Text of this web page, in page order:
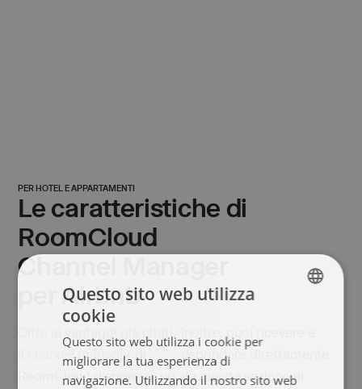
PER HOTEL E APPARTAMENTI
Le caratteristiche di
RoomCloud
Channel Manager
per Airbnb
Oltre ai vantaggi già citati,
channel manager
di
RoomCloud dispone di un
Inoltre, puoi ricevere e
rispondere direttamente
da questa sezione ai
FRENCH
Questo sito web utilizza
cookie
Questo sito web utilizza i cookie per
migliorare la tua esperienza di
navigazione. Utilizzando il nostro sito web